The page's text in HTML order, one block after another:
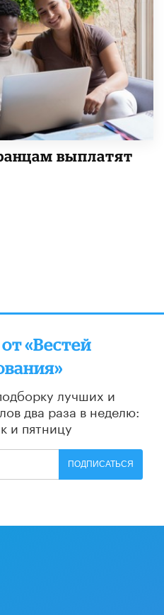
выплатят
«Вестей
лучших и
два раза в неделю:
и пятницу
ПОДПИСАТЬСЯ